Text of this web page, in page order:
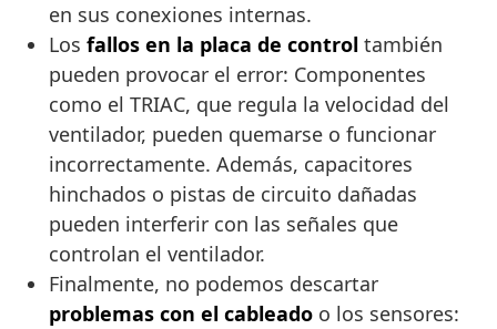
en sus conexiones internas.
Los fallos en la placa de control también
pueden provocar el error: Componentes
como el TRIAC, que regula la velocidad del
ventilador, pueden quemarse o funcionar
incorrectamente. Además, capacitores
hinchados o pistas de circuito dañadas
pueden interferir con las señales que
controlan el ventilador.
Finalmente, no podemos descartar
problemas con el cableado o los sensores: